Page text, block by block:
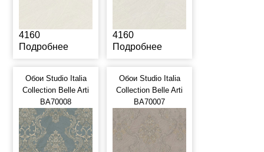
4160
Подробнее
4160
Подробнее
Обои Studio Italia
Collection Belle Arti
BA70008
Обои Studio Italia
Collection Belle Arti
BA70007